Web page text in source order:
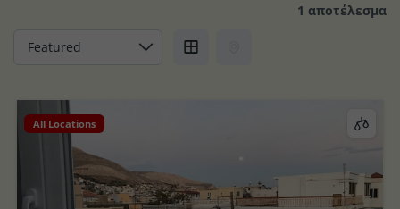
1 αποτέλεσμα
All Locations